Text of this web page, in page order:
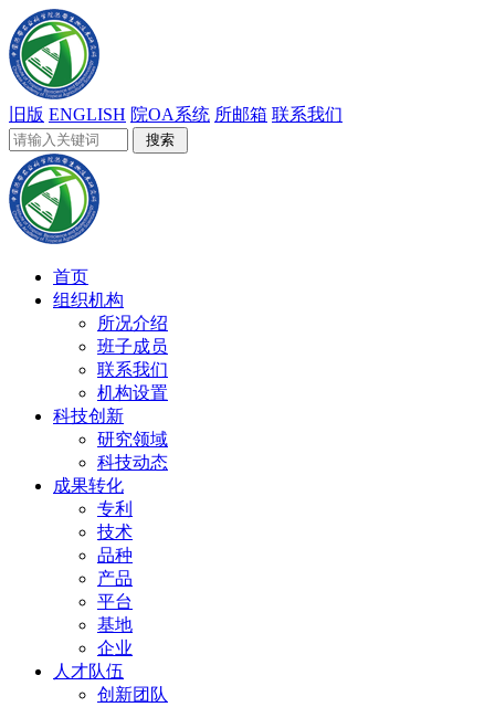
旧版 ENGLISH 院OA系统 所邮箱 联系我们
首页
组织机构
所况介绍
班子成员
联系我们
机构设置
科技创新
研究领域
科技动态
成果转化
专利
技术
品种
产品
平台
基地
企业
人才队伍
创新团队